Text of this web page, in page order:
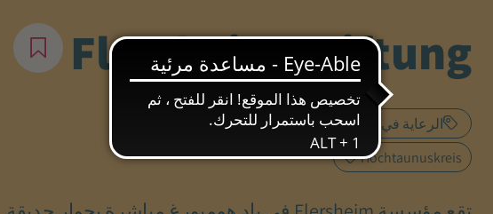
Flersheim-Stiftung
الرعاية في المستشفيات
الرعاية قصيرة الأجل
Hochtaunuskreis